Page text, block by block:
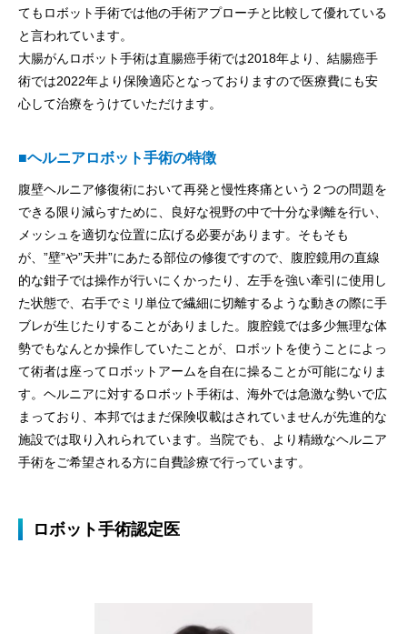
てもロボット手術では他の手術アプローチと比較して優れている
と言われています。
大腸がんロボット手術は直腸癌手術では2018年より、結腸癌手
術では2022年より保険適応となっておりますので医療費にも安
心して治療をうけていただけます。
■ヘルニアロボット手術の特徴
腹壁ヘルニア修復術において再発と慢性疼痛という２つの問題を
できる限り減らすために、良好な視野の中で十分な剥離を行い、
メッシュを適切な位置に広げる必要があります。そもそも
が、”壁”や”天井”にあたる部位の修復ですので、腹腔鏡用の直線
的な鉗子では操作が行いにくかったり、左手を強い牽引に使用し
た状態で、右手でミリ単位で繊細に切離するような動きの際に手
ブレが生じたりすることがありました。腹腔鏡では多少無理な体
勢でもなんとか操作していたことが、ロボットを使うことによっ
て術者は座ってロボットアームを自在に操ることが可能になりま
す。ヘルニアに対するロボット手術は、海外では急激な勢いで広
まっており、本邦ではまだ保険収載はされていませんが先進的な
施設では取り入れられています。当院でも、より精緻なヘルニア
手術をご希望される方に自費診療で行っています。
ロボット手術認定医